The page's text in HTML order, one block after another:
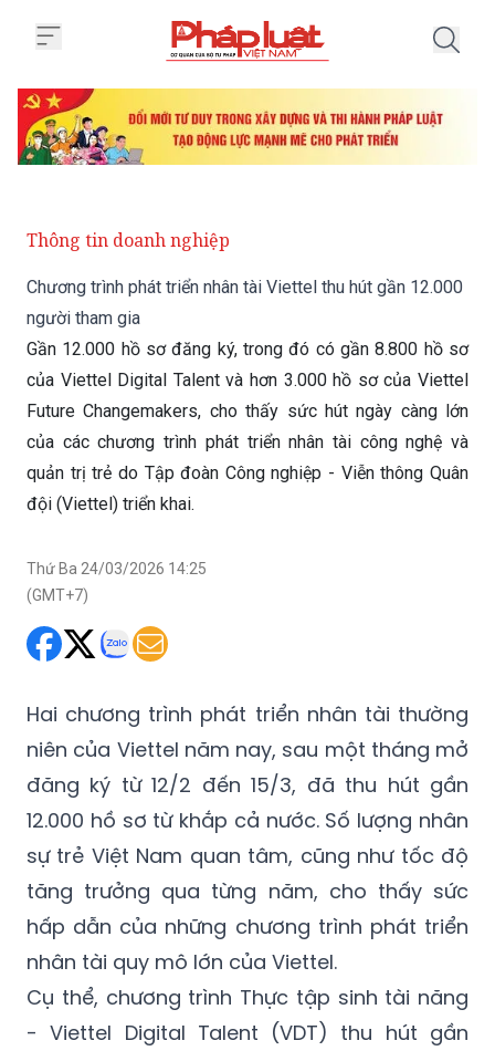
Thông tin doanh nghiệp
Chương trình phát triển nhân tài Viettel thu hút gần 12.000
người tham gia
Gần 12.000 hồ sơ đăng ký, trong đó có gần 8.800 hồ sơ
của Viettel Digital Talent và hơn 3.000 hồ sơ của Viettel
Future Changemakers, cho thấy sức hút ngày càng lớn
của các chương trình phát triển nhân tài công nghệ và
quản trị trẻ do Tập đoàn Công nghiệp - Viễn thông Quân
đội (Viettel) triển khai.
Thứ Ba 24/03/2026 14:25
(GMT+7)
Hai chương trình phát triển nhân tài thường
niên của Viettel năm nay, sau một tháng mở
đăng ký từ 12/2 đến 15/3, đã thu hút gần
12.000 hồ sơ từ khắp cả nước. Số lượng nhân
sự trẻ Việt Nam quan tâm, cũng như tốc độ
tăng trưởng qua từng năm, cho thấy sức
hấp dẫn của những chương trình phát triển
nhân tài quy mô lớn của Viettel.
Cụ thể, chương trình Thực tập sinh tài năng
- Viettel Digital Talent (VDT) thu hút gần